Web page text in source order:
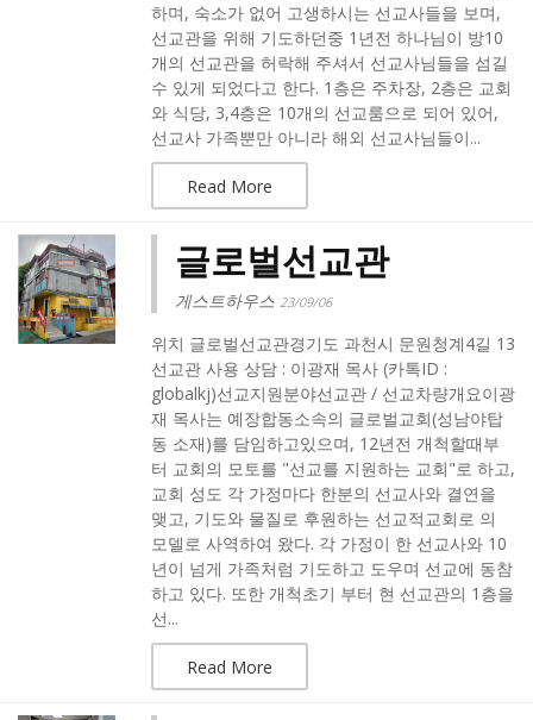
하며, 숙소가 없어 고생하시는 선교사들을 보며,
선교관을 위해 기도하던중 1년전 하나님이 방10
개의 선교관을 허락해 주셔서 선교사님들을 섬길
수 있게 되었다고 한다. 1층은 주차장, 2층은 교회
와 식당, 3,4층은 10개의 선교룸으로 되어 있어,
선교사 가족뿐만 아니라 해외 선교사님들이...
Read More
글로벌선교관
게스트하우스 23/09/06
위치 글로벌선교관경기도 과천시 문원청계4길 13
선교관 사용 상담 : 이광재 목사 (카톡ID :
globalkj)선교지원분야선교관 / 선교차량개요이광
재 목사는 예장합동소속의 글로벌교회(성남야탑
동 소재)를 담임하고있으며, 12년전 개척할때부
터 교회의 모토를 "선교를 지원하는 교회"로 하고,
교회 성도 각 가정마다 한분의 선교사와 결연을
맺고, 기도와 물질로 후원하는 선교적교회로 의
모델로 사역하여 왔다. 각 가정이 한 선교사와 10
년이 넘게 가족처럼 기도하고 도우며 선교에 동참
하고 있다. 또한 개척초기 부터 현 선교관의 1층을
선...
Read More